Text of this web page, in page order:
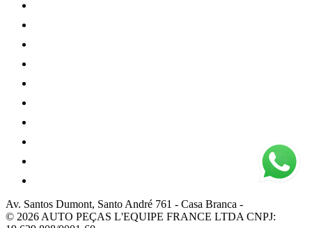
Av. Santos Dumont, Santo André 761 - Casa Branca -
© 2026 AUTO PEÇAS L'EQUIPE FRANCE LTDA CNPJ: